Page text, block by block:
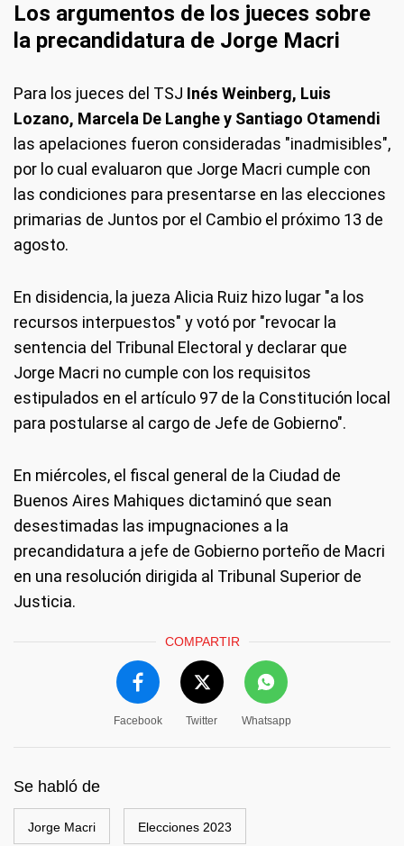
Los argumentos de los jueces sobre
la precandidatura de Jorge Macri
Para los jueces del TSJ Inés Weinberg, Luis
Lozano, Marcela De Langhe y Santiago Otamendi
las apelaciones fueron consideradas "inadmisibles",
por lo cual evaluaron que Jorge Macri cumple con
las condiciones para presentarse en las elecciones
primarias de Juntos por el Cambio el próximo 13 de
agosto.
En disidencia, la jueza Alicia Ruiz hizo lugar "a los
recursos interpuestos" y votó por "revocar la
sentencia del Tribunal Electoral y declarar que
Jorge Macri no cumple con los requisitos
estipulados en el artículo 97 de la Constitución local
para postularse al cargo de Jefe de Gobierno".
En miércoles, el fiscal general de la Ciudad de
Buenos Aires Mahiques dictaminó que sean
desestimadas las impugnaciones a la
precandidatura a jefe de Gobierno porteño de Macri
en una resolución dirigida al Tribunal Superior de
Justicia.
COMPARTIR
Facebook Twitter Whatsapp
Se habló de
Jorge Macri Elecciones 2023